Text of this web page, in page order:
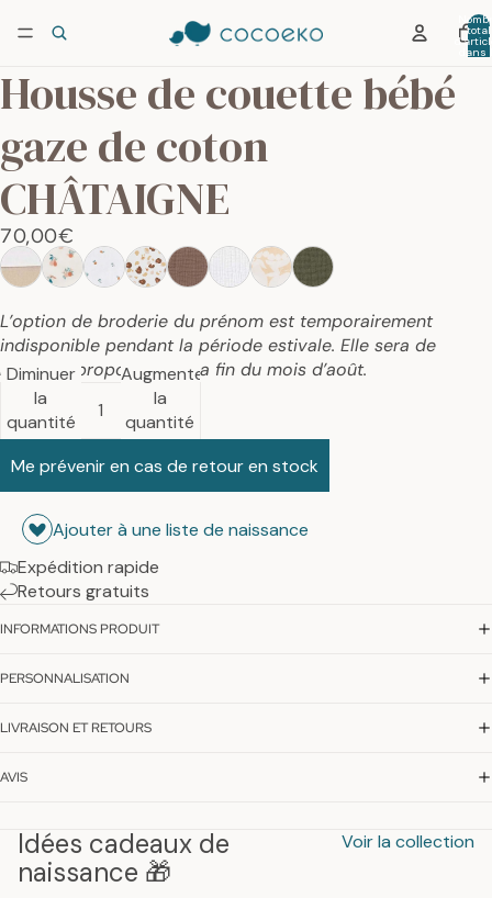
total
dans
Housse de couette bébé
gaze de coton
CHÂTAIGNE
70,00€
L’option de broderie du prénom est temporairement
indisponible pendant la période estivale. Elle sera de
nouveau proposée dès la fin du mois d’août.
Diminuer
la
quantité
Augmenter
la
quantité
Me prévenir en cas de retour en stock
Ajouter à une liste de naissance
Expédition rapide
Retours gratuits
INFORMATIONS PRODUIT
PERSONNALISATION
LIVRAISON ET RETOURS
AVIS
Idées cadeaux de
naissance 🎁
Voir la collection